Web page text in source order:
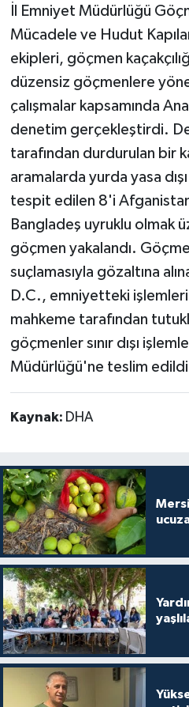
İl Emniyet Müdürlüğü
Mücadele ve Hudut
ekipleri, göçmen
düzensiz göçmenlere
çalışmalar kapsamında
denetim gerçekleştirdi.
tarafından durdurulan bir
aramalarda yurda yasa
tespit edilen 8'i
Bangladeş uyruklu olmak
göçmen yakalandı.
suçlamasıyla gözaltına
D.C., emniyetteki
mahkeme tarafından
göçmenler sınır dışı
Müdürlüğü'ne teslim
Kaynak: DHA